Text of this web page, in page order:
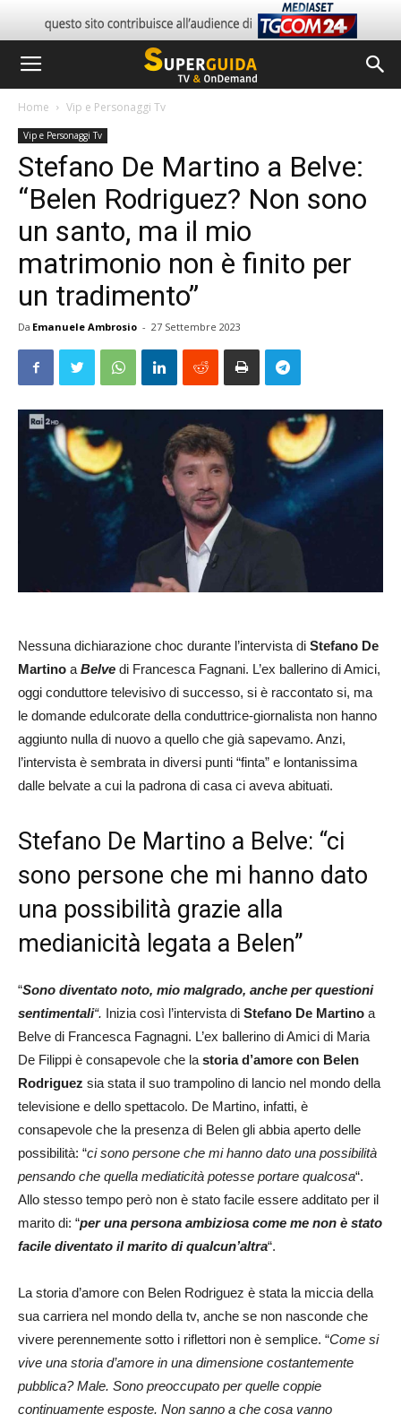
Home Vip e Personaggi Tv
Vip e Personaggi Tv
Stefano De Martino a Belve:
“Belen Rodriguez? Non sono
un santo, ma il mio
matrimonio non è finito per
un tradimento”
Da Emanuele Ambrosio - 27 Settembre 2023
Nessuna dichiarazione choc durante l’intervista di Stefano De
Martino a Belve di Francesca Fagnani. L’ex ballerino di Amici,
oggi conduttore televisivo di successo, si è raccontato si, ma
le domande edulcorate della conduttrice-giornalista non hanno
aggiunto nulla di nuovo a quello che già sapevamo. Anzi,
l’intervista è sembrata in diversi punti “finta” e lontanissima
dalle belvate a cui la padrona di casa ci aveva abituati.
Stefano De Martino a Belve: “ci
sono persone che mi hanno dato
una possibilità grazie alla
medianicità legata a Belen”
“Sono diventato noto, mio malgrado, anche per questioni
sentimentali“. Inizia così l’intervista di Stefano De Martino a
Belve di Francesca Fagnagni. L’ex ballerino di Amici di Maria
De Filippi è consapevole che la storia d’amore con Belen
Rodriguez sia stata il suo trampolino di lancio nel mondo della
televisione e dello spettacolo. De Martino, infatti, è
consapevole che la presenza di Belen gli abbia aperto delle
possibilità: “ci sono persone che mi hanno dato una possibilità
pensando che quella mediaticità potesse portare qualcosa“.
Allo stesso tempo però non è stato facile essere additato per il
marito di: “per una persona ambiziosa come me non è stato
facile diventato il marito di qualcun’altra“.
La storia d’amore con Belen Rodriguez è stata la miccia della
sua carriera nel mondo della tv, anche se non nasconde che
vivere perennemente sotto i riflettori non è semplice. “Come si
vive una storia d’amore in una dimensione costantemente
pubblica? Male. Sono preoccupato per quelle coppie
continuamente esposte. Non sanno a che cosa vanno